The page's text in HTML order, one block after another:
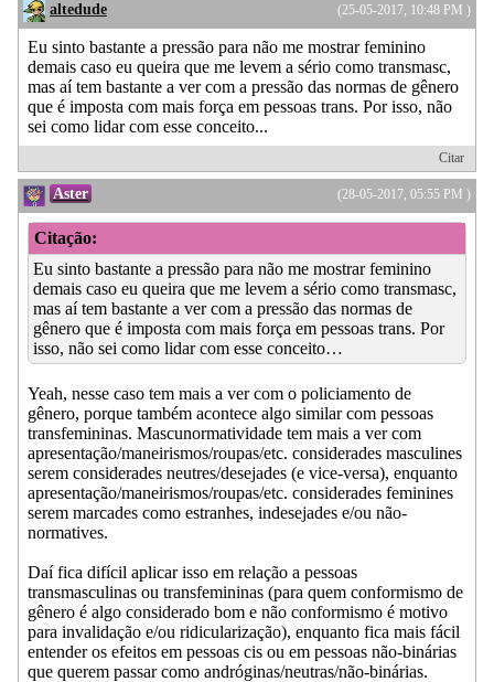
(25-05-2017, 10:48 PM )
altedude
Eu sinto bastante a pressão para não me mostrar feminino
demais caso eu queira que me levem a sério como transmasc,
mas aí tem bastante a ver com a pressão das normas de gênero
que é imposta com mais força em pessoas trans. Por isso, não
sei como lidar com esse conceito...
Citar
(28-05-2017, 05:55 PM )
Aster
Citação:
Eu sinto bastante a pressão para não me mostrar feminino
demais caso eu queira que me levem a sério como transmasc,
mas aí tem bastante a ver com a pressão das normas de
gênero que é imposta com mais força em pessoas trans. Por
isso, não sei como lidar com esse conceito…
Yeah, nesse caso tem mais a ver com o policiamento de
gênero, porque também acontece algo similar com pessoas
transfemininas. Mascunormatividade tem mais a ver com
apresentação/maneirismos/roupas/etc. considerades masculines
serem considerades neutres/desejades (e vice-versa), enquanto
apresentação/maneirismos/roupas/etc. considerades feminines
serem marcades como estranhes, indesejades e/ou não-
normatives.
Daí fica difícil aplicar isso em relação a pessoas
transmasculinas ou transfemininas (para quem conformismo de
gênero é algo considerado bom e não conformismo é motivo
para invalidação e/ou ridicularização), enquanto fica mais fácil
entender os efeitos em pessoas cis ou em pessoas não-binárias
que querem passar como andróginas/neutras/não-binárias.